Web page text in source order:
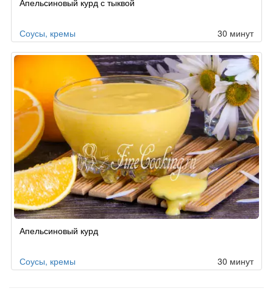
по
Соусы, кремы 30 минут
Апельсиновый курд
Соусы, кремы 30 минут